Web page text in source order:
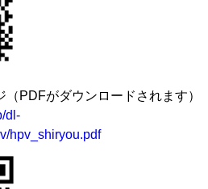
PDFがダウンロードされます）
dl-
hpv_shiryou.pdf